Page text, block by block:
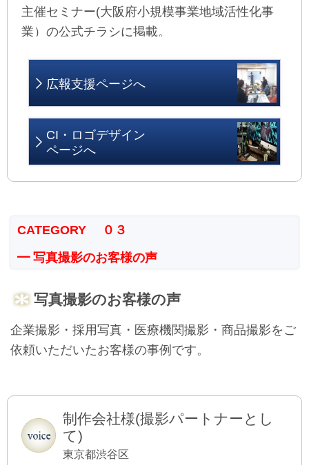
主催セミナー(大阪府小規模事業地域活性化事
業）の公式チラシに掲載。
広報支援ページへ
CI・ロゴデザイン
ページへ
CATEGORY ０３
━ 写真撮影のお客様の声
写真撮影のお客様の声
企業撮影・採用写真・医療機関撮影・商品撮影をご
依頼いただいたお客様の事例です。
制作会社様(撮影パートナーとし
て)
東京都渋谷区